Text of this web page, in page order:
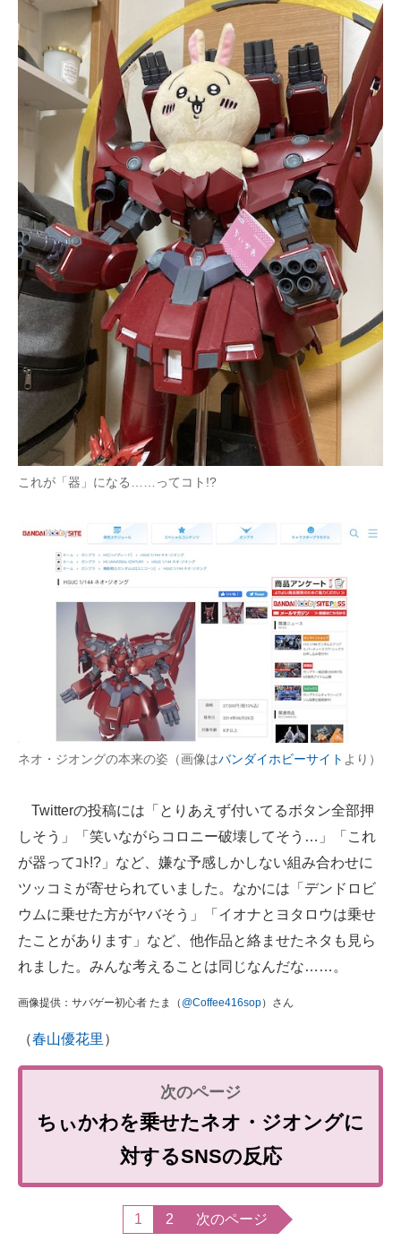
IT製品の技術・比較・事例
製造業のIT導入・活用を支援
モノづくり技術者専門サイト
エレクトロニクス専門サイト
電子設計の基本と応用
エネルギーの専門メディア
建設×テクノロジーの最前線
ちょっと気になるネットの話題
これが「器」になる……ってコト!?
ネオ・ジオングの本来の姿（画像はバンダイホビーサイト より）
Twitterの投稿には「とりあえず付いてるボタン全部押
しそう」「笑いながらコロニー破壊してそう…」「これ
が器ってｺﾄ!?」など、嫌な予感しかしない組み合わせに
ツッコミが寄せられていました。なかには「デンドロビ
ウムに乗せた方がヤバそう」「イオナとヨタロウは乗せ
たことがあります」など、他作品と絡ませたネタも見ら
れました。みんな考えることは同じなんだな……。
画像提供：サバゲー初心者 たま（ @Coffee416sop）さん
（春山優花里 ）
ちぃかわを乗せたネオ・ジオングに
対するSNSの反応
1 2 次のページ